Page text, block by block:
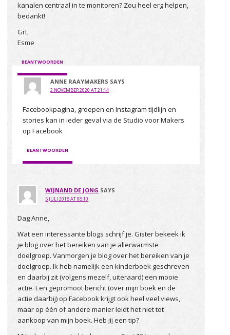
kanalen centraal in te monitoren? Zou heel erg helpen,
bedankt!
Grt,
Esme
BEANTWOORDEN
ANNE RAAYMAKERS SAYS
2 NOVEMBER 2020 AT 21:14
Facebookpagina, groepen en Instagram tijdlijn en
stories kan in ieder geval via de Studio voor Makers
op Facebook
BEANTWOORDEN
WIJNAND DE JONG SAYS
5 JULI 2018 AT 08:10
Dag Anne,
Wat een interessante blogs schrijf je. Gister bekeek ik
je blog over het bereiken van je allerwarmste
doelgroep. Vanmorgen je blog over het bereiken van je
doelgroep. Ik heb namelijk een kinderboek geschreven
en daarbij zit (volgens mezelf, uiteraard) een mooie
actie. Een gepromoot bericht (over mijn boek en de
actie daarbij) op Facebook krijgt ook heel veel views,
maar op één of andere manier leidt het niet tot
aankoop van mijn boek. Heb jij een tip?